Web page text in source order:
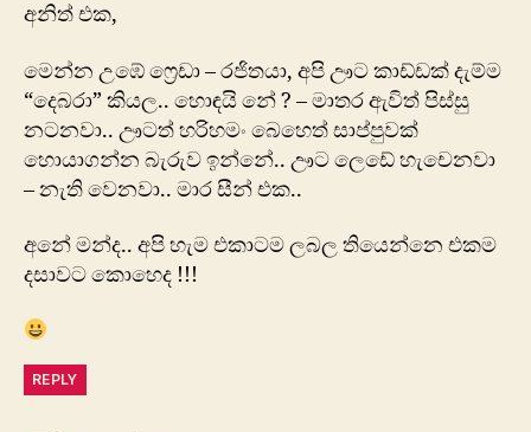
අනිත් එක,
මෙන්න උඹේ ‍‍ෆ්‍රෙඩා – රජිතයා, අපි ඌට කාඩ්ඩක් දැම්ම
“දෙබරා” කියල.. හොඳයි නේ ? – මාතර ඇවිත් පිස්සු
නටනවා.. ඌටත් හරිහමං බෙහෙත් සාප්පුවක්
හොයාගන්න බැරුව ඉන්නේ.. ඌට ලෙඩේ හැචෙනවා
– නැති වෙනවා.. මාර සීන් එක..
අනේ මන්ද.. අපි හැම එකාටම ලබල තියෙන්නෙ එකම
දසාවට කොහෙද !!!
REPLY